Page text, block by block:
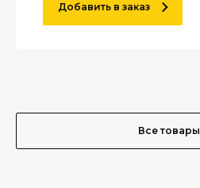
Добавить в заказ
Все товары